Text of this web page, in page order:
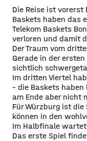
Die Reise ist
Baskets haben das
Telekom Baskets
verloren und damit
Der Traum vom
Gerade in der
sichtlich
Im dritten Viertel
– die Baskets
am Ende aber nicht
Für Würzburg ist
können in den
Im Halbfinale wartet
Das erste Spiel